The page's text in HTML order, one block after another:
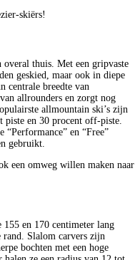
skiërs!
thuis. Met een gripvaste
geskied, maar ook in diepe
centrale breedte van
allrounders en zorgt nog
allmountain ski’s zijn
en 30 procent off-piste.
en “Free”
gebruikt.
een omweg willen maken naar
155 en 170 centimeter lang
rand. Slalom carvers zijn
bochten met een hoge